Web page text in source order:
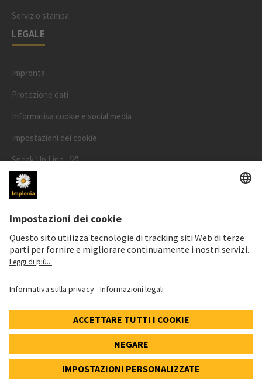
Servizio stampa
LEGALE
Impronta
Protezione dati
Informativa cookie e social media
Impostazioni dei cookie
Speak Up Line
PREZZO DELL'AZIONE
ISIN: CH0023868554
62,30 CHF
-0,40 CHF (-0,64%)
© 2026 Implenia AG